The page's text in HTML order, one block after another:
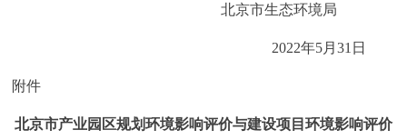
图说北京 视频北京
北京市生态环境局
2022年5月31日
附件
北京市产业园区规划环境影响评价与建设项目环境影响评价